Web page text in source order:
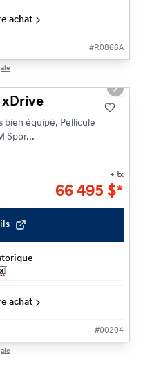
achat
#R0866A
Next
xDrive
bien équipé, Pellicule
Spor...
+ tx
66 495 $*
achat
#00204